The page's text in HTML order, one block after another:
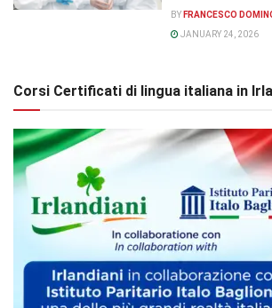
BY FRANCESCO
JANUARY 24, 2026
Corsi Certificati di lingua italiana in